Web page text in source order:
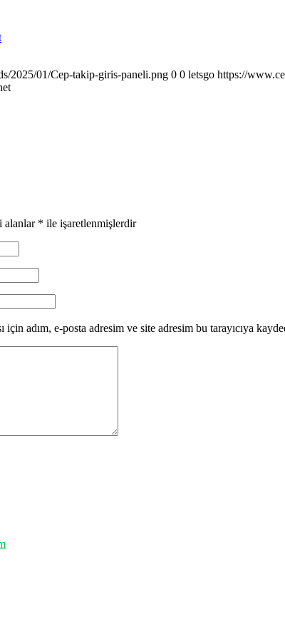
2025/01/Cep-takip-giris-paneli.png 0 0 letsgo https://
alanlar * ile işaretlenmişlerdir
için adım, e-posta adresim ve site adresim bu tarayıcıya